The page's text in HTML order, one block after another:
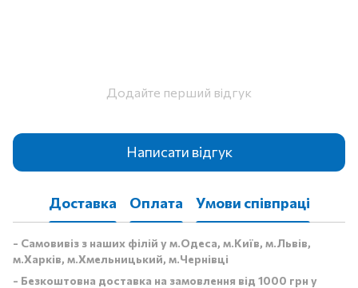
Додайте перший відгук
Написати відгук
Доставка Оплата Умови співпраці
- Самовивіз з наших філій у м.Одеса, м.Київ, м.Львів,
м.Харків, м.Хмельницький, м.Чернівці
- Безкоштовна доставка на замовлення від 1000 грн у